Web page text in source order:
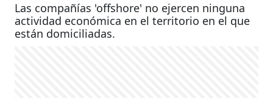
Las compañías 'offshore' no ejercen ninguna
actividad económica en el territorio en el que
están domiciliadas.